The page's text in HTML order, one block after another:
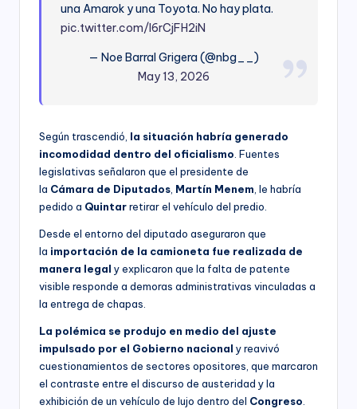
una Amarok y una Toyota. No hay plata.
pic.twitter.com/l6rCjFH2iN
— Noe Barral Grigera (@nbg__)
May 13, 2026
Según trascendió, la situación habría generado
incomodidad dentro del oficialismo . Fuentes
legislativas señalaron que el presidente de
la Cámara de Diputados Martín Menem , le habría
pedido a Quintarretirar el vehículo del predio.
Desde el entorno del diputado aseguraron que
la importación de la camioneta fue realizada de
manera legal y explicaron que la falta de patente
visible responde a demoras administrativas vinculadas a
la entrega de chapas.
La polémica se produjo en medio del ajuste
impulsado por el Gobierno nacional y reavivó
cuestionamientos de sectores opositores, que marcaron
el contraste entre el discurso de austeridad y la
exhibición de un vehículo de lujo dentro del Congreso